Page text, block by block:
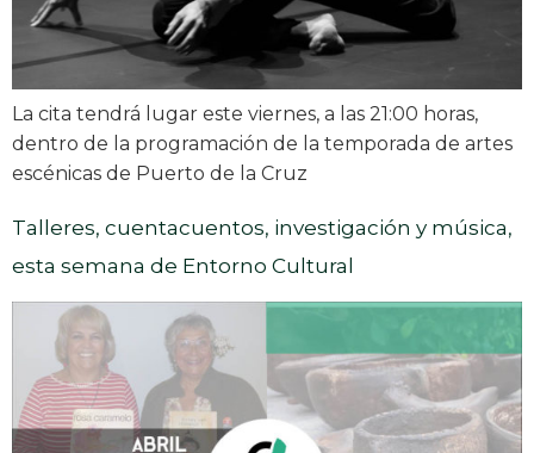
La cita tendrá lugar este viernes, a las 21:00 horas,
dentro de la programación de la temporada de artes
escénicas de Puerto de la Cruz
Talleres, cuentacuentos, investigación y música,
esta semana de Entorno Cultural